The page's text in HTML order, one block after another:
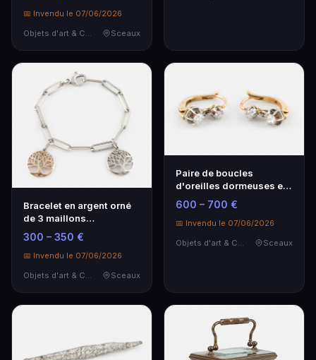
📅 Invendu le 07/06/2026
Sceaux
Bracelet en argent orné
de 3 maillons
rectangulaires se…
300 – 350 €
📅 Invendu le 07/06/2026
Objets d'art & Curiosités
Sceaux
Paire de boucles
d'oreilles dormeuses en
or jaune et pl…
600 – 700 €
📅 Invendu le 07/06/2026
Objets d'art & Curiosités
Sceaux